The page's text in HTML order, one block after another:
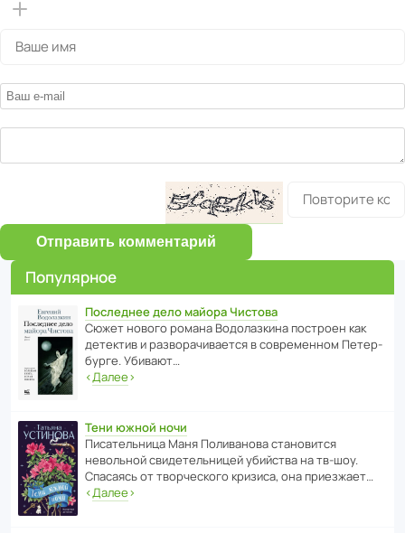
Отправить комментарий
Популярное
Последнее дело майора Чистова
Сюжет нового романа Водо­ла­з­кина пост­роен как
дете­ктив и разво­ра­чи­ва­ется в совре­менном Пете­р­
бурге. Убивают…
‹Далее›
Тени южной ночи
Писа­тель­ница Маня Поли­ва­нова стано­вится
невольной свиде­тель­ницей убийства на тв-шоу.
Спасаясь от твор­че­с­кого кризиса, она приезжает…
‹Далее›